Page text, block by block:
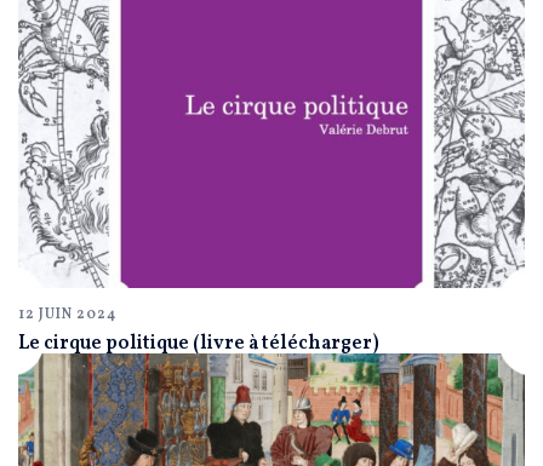
12 JUIN 2024
Le cirque politique (livre à télécharger)